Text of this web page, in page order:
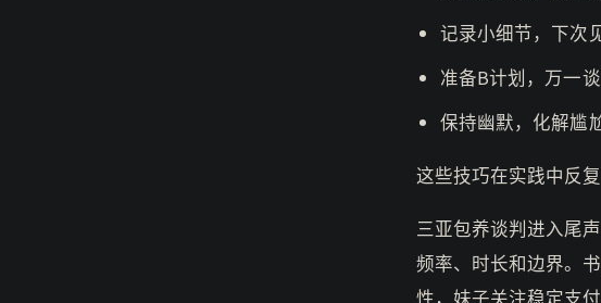
记录小细节，下次
准备B计划，万一谈
保持幽默，化解尴
这些技巧在实践中反
三亚包养谈判进入尾
频率、时长和边界。